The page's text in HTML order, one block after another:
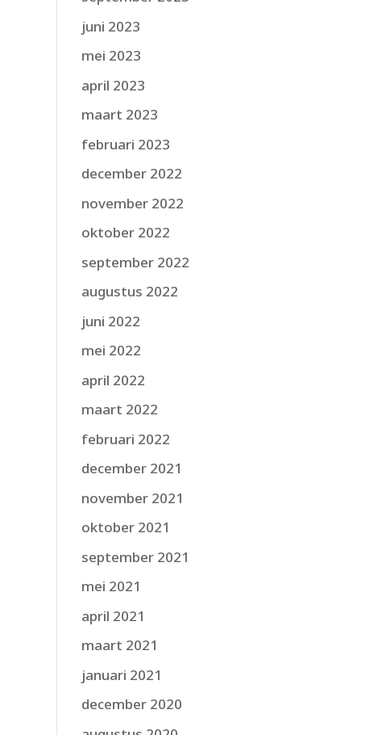
juni 2023
mei 2023
april 2023
maart 2023
februari 2023
december 2022
november 2022
oktober 2022
september 2022
augustus 2022
juni 2022
mei 2022
april 2022
maart 2022
februari 2022
december 2021
november 2021
oktober 2021
september 2021
mei 2021
april 2021
maart 2021
januari 2021
december 2020